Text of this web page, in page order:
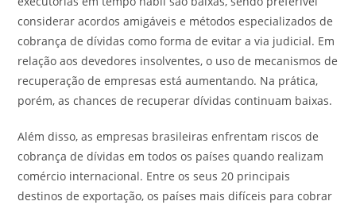
considerar acordos amigáveis e métodos especializados de
cobrança de dívidas como forma de evitar a via judicial. Em
relação aos devedores insolventes, o uso de mecanismos de
recuperação de empresas está aumentando. Na prática,
porém, as chances de recuperar dívidas continuam baixas.
Além disso, as empresas brasileiras enfrentam riscos de
cobrança de dívidas em todos os países quando realizam
comércio internacional. Entre os seus 20 principais
destinos de exportação, os países mais difíceis para cobrar